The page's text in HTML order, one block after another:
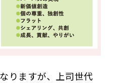
りますが、上司世代